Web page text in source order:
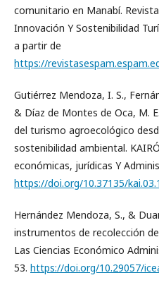
comunitario en Manabí.
Innovación Y Sostenibilidad
a partir de
https://
Gutiérrez Mendoza, I. S.,
& Díaz de Montes de Oca, M.
del turismo agroecológico
sostenibilidad ambiental.
económicas, jurídicas Y
https://doi.org/10.37135/
Hernández Mendoza, S., &
instrumentos de recolección
Las Ciencias Económico
53. https://doi.org/10.29057/